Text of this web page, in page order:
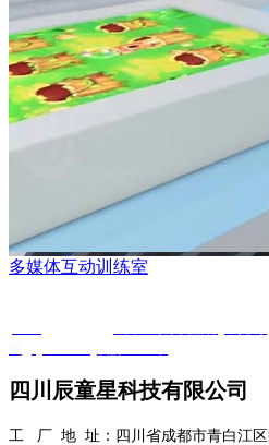
多媒体互动训练室
四川辰童星科技有限公司
工 厂 地 址：四川省成都市青白江区